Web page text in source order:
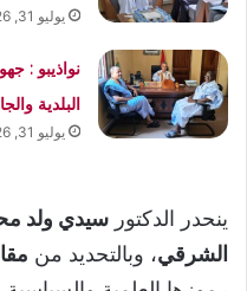
يوليو 31, 2026
نواذيبو :
البلدية
يوليو 31, 2026
ينحدر الدكتور سيدي ولد
الشرقي، وبالتحديد من